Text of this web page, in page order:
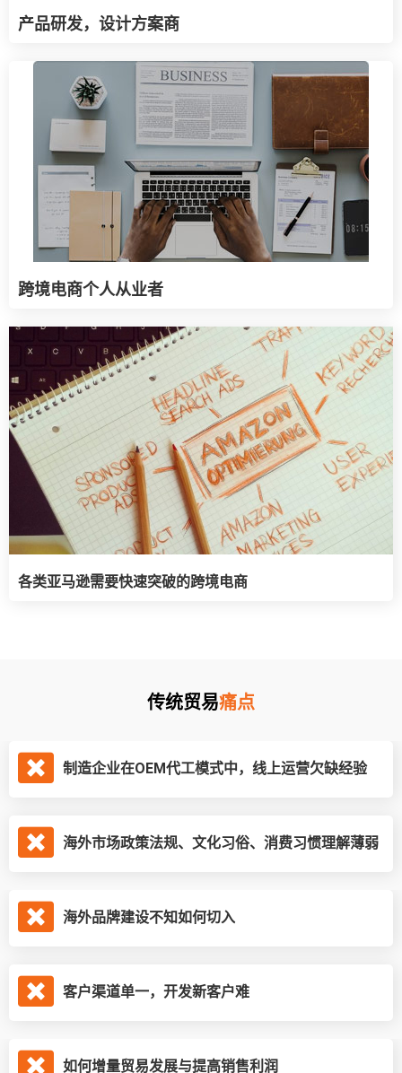
产品研发，设计方案商
跨境电商个人从业者
各类亚马逊需要快速突破的跨境电商
传统贸易痛点
制造企业在OEM代工模式中，线上运营欠缺经验
海外市场政策法规、文化习俗、消费习惯理解薄弱
海外品牌建设不知如何切入
客户渠道单一，开发新客户难
如何增量贸易发展与提高销售利润